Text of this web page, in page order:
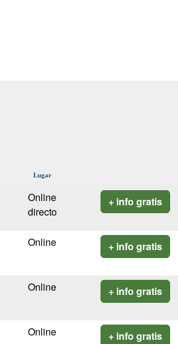
Lugar
Online
directo
+ info gratis
Online + info gratis
Online + info gratis
Online + info gratis